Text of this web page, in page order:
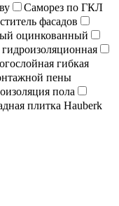
Саморез по ГКЛ
фасадов
оцинкованный
гидроизоляционная
гибкая
пены
пола
плитка Hauberk